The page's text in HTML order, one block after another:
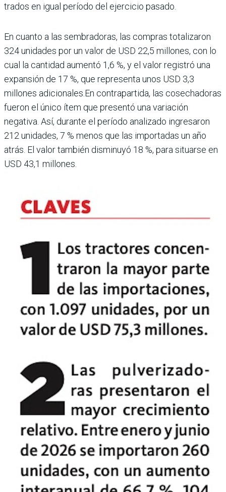
trados en igual período del ejercicio pasado.
En cuanto a las sembradoras, las com­pras totalizaron
324 uni­dades por un valor de USD 22,5 millones, con lo
cual la cantidad aumentó 1,6 %, y el valor registró una
expan­sión de 17 %, que representa unos USD 3,3
millones adi­cionales.En contrapartida, las cosechadoras
fueron el único ítem que presentó una variación
negativa. Así, durante el período anali­zado ingresaron
212 uni­dades, 7 % menos que las importadas un año
atrás. El valor también disminuyó 18 %, para situarse en
USD 43,1 millones.